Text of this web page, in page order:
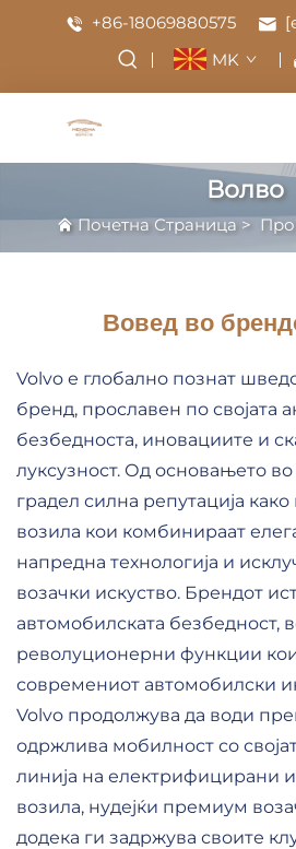
+86-18069880575
MK
Волво
Почетна Страница >
Вовед во
Volvo е глобално познат
бренд, прославен по својата
безбедноста, иновациите и
луксузност. Од основањето во
градел силна репутација
возила кои комбинираат
напредна технологија и
возачки искуствo. Брендот
автомобилската безбедност,
револуционерни функции
современиот автомобилски
Volvo продолжува да води
одржлива мобилност со
линија на електрифицирани
возила, нудејќи премиум
додека ги задржува своите